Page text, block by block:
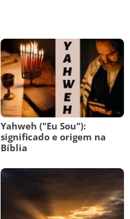
Yahweh ("Eu Sou"):
significado e origem na
Bíblia